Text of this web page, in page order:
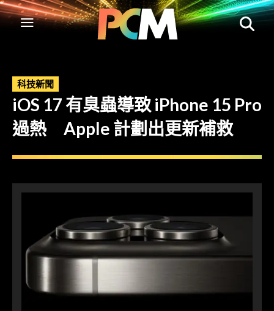
科技新聞
iOS 17 有臭蟲導致 iPhone 15 Pro
過熱 Apple 計劃出更新補救